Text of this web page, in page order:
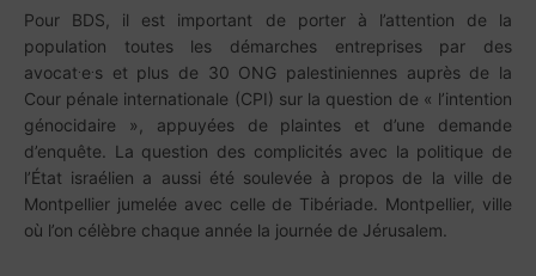
Pour BDS, il est important de porter à l’attention de la
population toutes les démarches entreprises par des
avocat.e.s et plus de 30 ONG palestiniennes auprès de la
Cour pénale internationale (CPI) sur la question de « l’intention
génocidaire », appuyées de plaintes et d’une demande
d’enquête. La question des complicités avec la politique de
l’État israélien a aussi été soulevée à propos de la ville de
Montpellier jumelée avec celle de Tibériade. Montpellier, ville
où l’on célèbre chaque année la journée de Jérusalem.